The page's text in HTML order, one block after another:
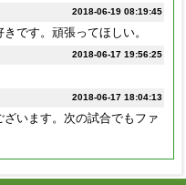
2018-06-19 08:19:45
です。頑張ってほしい。
2018-06-17 19:56:25
2018-06-17 18:04:13
います。次の試合でもファ